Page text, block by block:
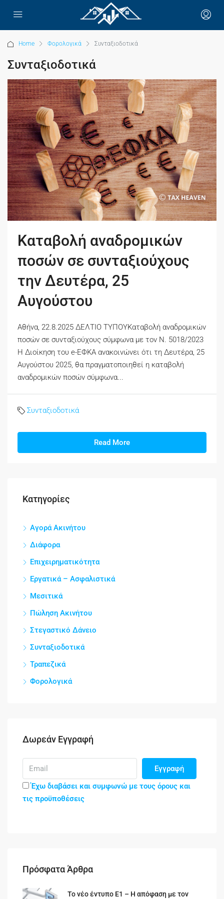
Home Φορολογικά Συνταξιοδοτικά
Συνταξιοδοτικά
Καταβολή αναδρομικών
ποσών σε συνταξιούχους
την Δευτέρα, 25
Αυγούστου
Αθήνα, 22.8.2025 ΔΕΛΤΙΟ ΤΥΠΟΥΚαταβολή αναδρομικών
ποσών σε συνταξιούχους σύμφωνα με τον Ν. 5018/2023
Η Διοίκηση του e-ΕΦΚΑ ανακοινώνει ότι τη Δευτέρα, 25
Αυγούστου 2025, θα πραγματοποιηθεί η καταβολή
αναδρομικών ποσών σύμφωνα...
Συνταξιοδοτικά
Read More
Κατηγορίες
Αγορά Ακινήτου
Διάφορα
Επιχειρηματικότητα
Εργατικά – Ασφαλιστικά
Μεσιτικά
Πώληση Ακινήτου
Στεγαστικό Δάνειο
Συνταξιοδοτικά
Τραπεζικά
Φορολογικά
Δωρεάν Εγγραφή
Εγγραφή
Έχω διαβάσει και συμφωνώ με τους όρους και
τις προϋποθέσεις
Πρόσφατα Άρθρα
Το νέο έντυπο Ε1 – Η απόφαση με τον